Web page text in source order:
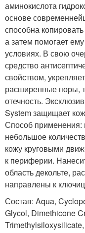
аминокислота
основе
способна
а затем помогает
условиях. В свою
средство
свойством,
расширенные поры,
отечность.
System защищает
Способ применения:
небольшое
кожу круговыми
к периферии.
область декольте,
направлены к
Состав: Aqua,
Glycol, Dimethicone